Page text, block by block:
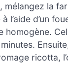
mélangez la
l’aide d’un
homogène.
ricotta,